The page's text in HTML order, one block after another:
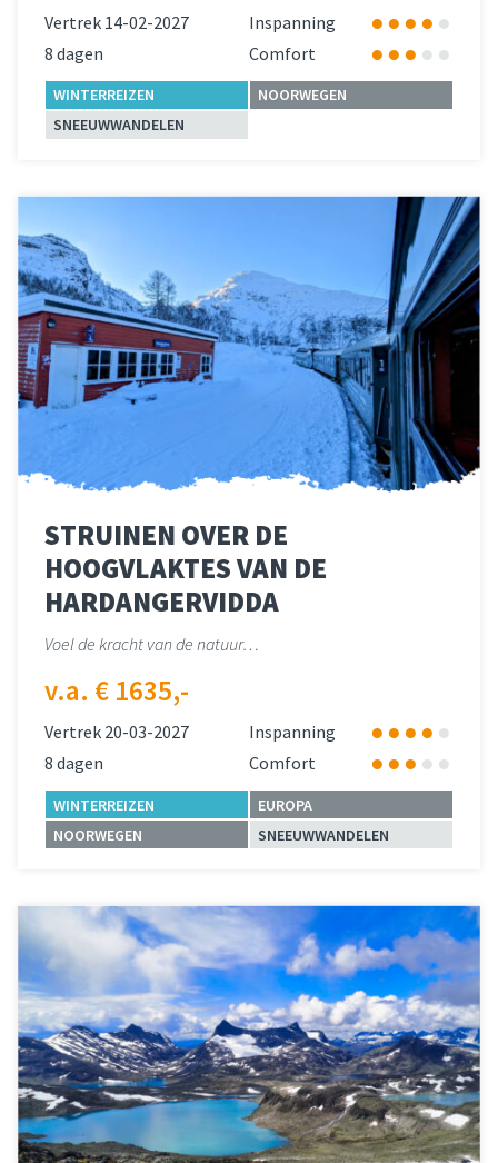
Vertrek 14-02-2027
Inspanning
8 dagen
Comfort
WINTERREIZEN
NOORWEGEN
SNEEUWWANDELEN
STRUINEN OVER DE
HOOGVLAKTES VAN DE
HARDANGERVIDDA
Voel de kracht van de natuur…
v.a. € 1635,-
Vertrek 20-03-2027
Inspanning
8 dagen
Comfort
WINTERREIZEN
EUROPA
NOORWEGEN
SNEEUWWANDELEN